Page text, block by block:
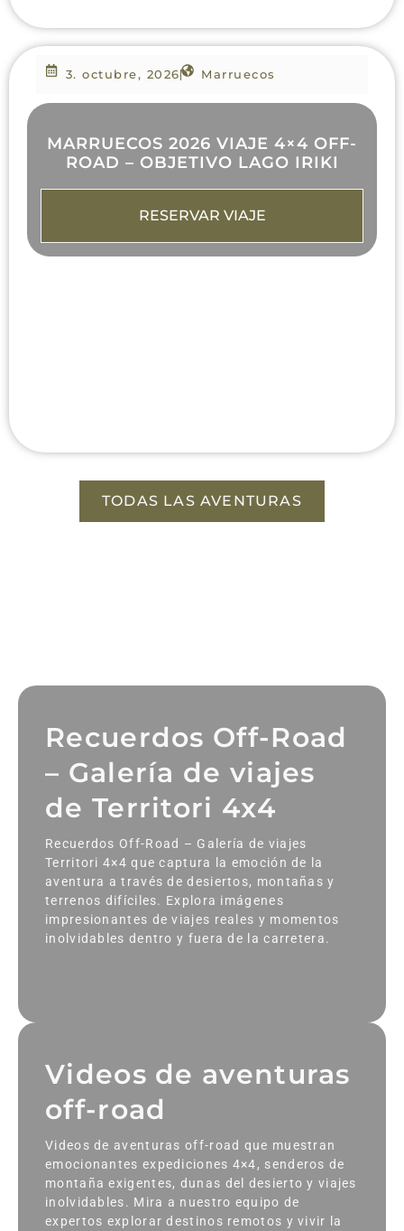
3. octubre, 2026 Marruecos
MARRUECOS 2026 VIAJE 4×4 OFF-
ROAD – OBJETIVO LAGO IRIKI
RESERVAR VIAJE
TODAS LAS AVENTURAS
Recuerdos Off-Road
– Galería de viajes
de Territori 4x4
Recuerdos Off-Road – Galería de viajes
Territori 4×4 que captura la emoción de la
aventura a través de desiertos, montañas y
terrenos difíciles. Explora imágenes
impresionantes de viajes reales y momentos
inolvidables dentro y fuera de la carretera.
Videos de aventuras
off-road
Videos de aventuras off-road que muestran
emocionantes expediciones 4×4, senderos de
montaña exigentes, dunas del desierto y viajes
inolvidables. Mira a nuestro equipo de
expertos explorar destinos remotos y vivir la